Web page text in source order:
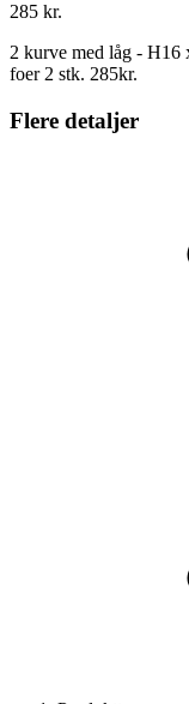
285 kr.
2 kurve med låg - H16
foer 2 stk. 285kr.
Flere detaljer